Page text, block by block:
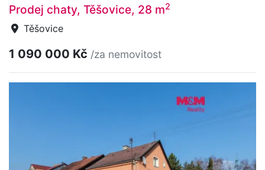
Prodej chaty, Těšovice, 28 m2
Těšovice
1 090 000 Kč /za nemovitost